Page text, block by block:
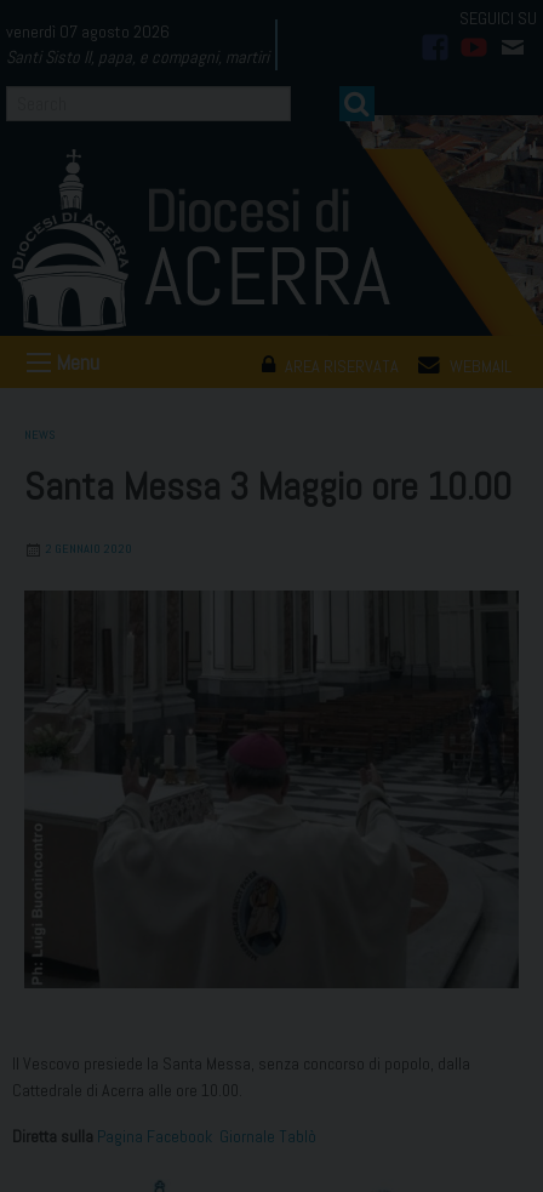
to
content
venerdì 07 agosto 2026
Santi Sisto II, papa, e compagni, martiri
AREA RISERVATA WEBMAIL
Menu
NEWS
Santa Messa 3 Maggio ore 10.00
2 GENNAIO 2020
Il Vescovo presiede la Santa Messa, senza concorso di popolo, dalla
Cattedrale di Acerra alle ore 10.00.
Diretta sulla Pagina Facebook Giornale Tablò